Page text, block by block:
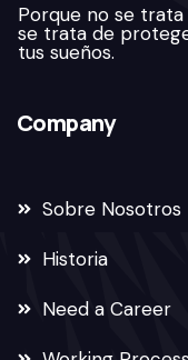
Porque no se
se trata de
tus sueños.
Company
Sobre Nosotros
Historia
Need a Career